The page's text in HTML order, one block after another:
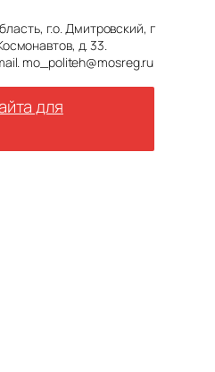
г.о. Дмитровский, г
д. 33.
mo_politeh@mosreg.ru
для